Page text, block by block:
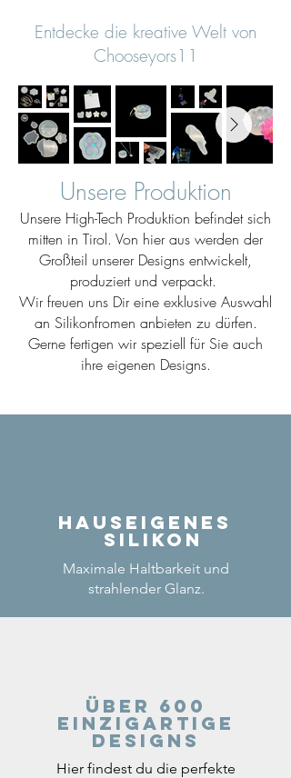
Entdecke die kreative Welt von
Chooseyors11
Unsere Produktion
Unsere High-Tech Produktion befindet sich
mitten in Tirol. Von hier aus werden der
Großteil unserer Designs entwickelt,
produziert und verpackt.
Wir freuen uns Dir eine exklusive Auswahl
an Silikonfromen anbieten zu dürfen.
Gerne fertigen wir speziell für Sie auch
ihre eigenen Designs.
Hauseigenes
Silikon
Maximale Haltbarkeit und
strahlender Glanz.
Über 600
einzigartige
Designs
Hier findest du die perfekte